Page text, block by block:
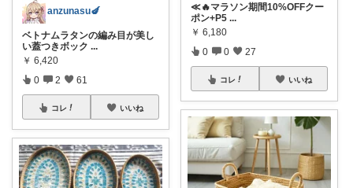
anzunasu🍆
ベトナムラタンの編み目が美し
い蓋つきボック ...
￥ 6,420
0 2 61
コレ いいね
≪🔥マラソン期間10%OFFクー
ポン+P5 ...
￥ 6,180
0 0 27
コレ いいね